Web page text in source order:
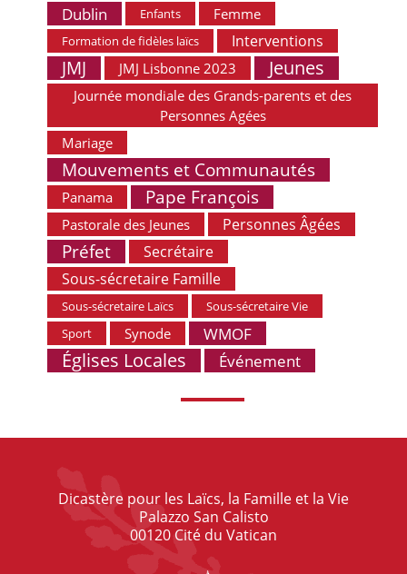
Dublin Enfants Femme
Formation de fidèles laïcs Interventions
JMJ JMJ Lisbonne 2023 Jeunes
Journée mondiale des Grands-parents et des
Personnes Agées
Mariage
Mouvements et Communautés
Panama Pape François
Pastorale des Jeunes Personnes Âgées
Préfet
Secrétaire
Sous-sécretaire Famille
Sous-sécretaire Laïcs
Sous-sécretaire Vie
Sport
Synode WMOF
Églises Locales Événement
Dicastère pour les Laïcs, la Famille et la Vie
Palazzo San Calisto
00120 Cité du Vatican